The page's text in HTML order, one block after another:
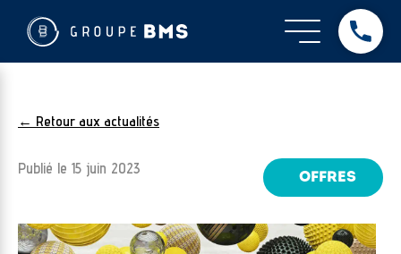
← Retour aux actualités
Publié le 15 juin 2023
OFFRES